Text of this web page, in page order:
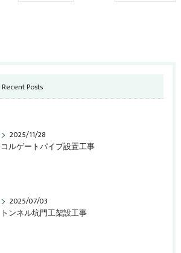
Recent Posts
2025/11/28
コルゲートパイプ設置工事
2025/07/03
トンネル坑門工架設工事